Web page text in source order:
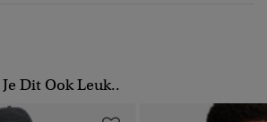
Dit Ook Leuk..